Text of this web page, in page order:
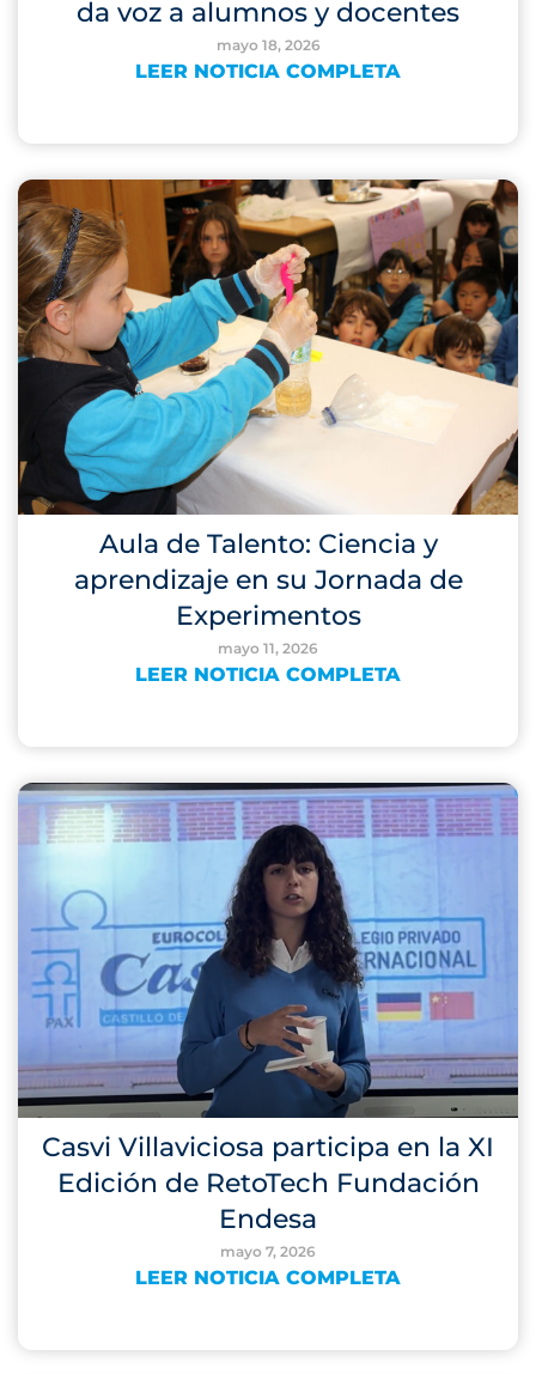
da voz a alumnos y docentes
mayo 18, 2026
LEER NOTICIA COMPLETA
Aula de Talento: Ciencia y
aprendizaje en su Jornada de
Experimentos
mayo 11, 2026
LEER NOTICIA COMPLETA
Casvi Villaviciosa participa en la XI
Edición de RetoTech Fundación
Endesa
mayo 7, 2026
LEER NOTICIA COMPLETA